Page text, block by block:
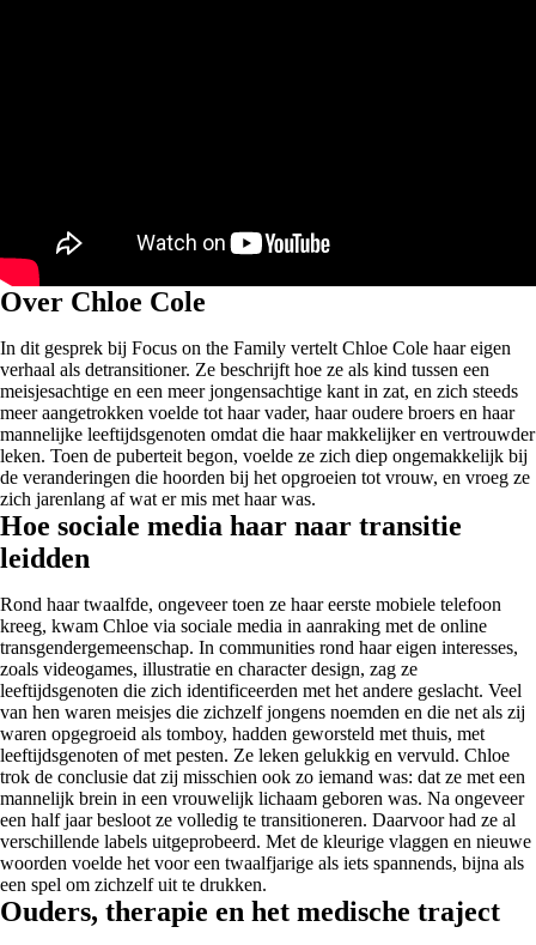
Over Chloe Cole
In dit gesprek bij Focus on the Family vertelt Chloe Cole haar eigen
verhaal als detransitioner. Ze beschrijft hoe ze als kind tussen een
meisjesachtige en een meer jongensachtige kant in zat, en zich steeds
meer aangetrokken voelde tot haar vader, haar oudere broers en haar
mannelijke leeftijdsgenoten omdat die haar makkelijker en vertrouwder
leken. Toen de puberteit begon, voelde ze zich diep ongemakkelijk bij
de veranderingen die hoorden bij het opgroeien tot vrouw, en vroeg ze
zich jarenlang af wat er mis met haar was.
Hoe sociale media haar naar transitie
leidden
Rond haar twaalfde, ongeveer toen ze haar eerste mobiele telefoon
kreeg, kwam Chloe via sociale media in aanraking met de online
transgendergemeenschap. In communities rond haar eigen interesses,
zoals videogames, illustratie en character design, zag ze
leeftijdsgenoten die zich identificeerden met het andere geslacht. Veel
van hen waren meisjes die zichzelf jongens noemden en die net als zij
waren opgegroeid als tomboy, hadden geworsteld met thuis, met
leeftijdsgenoten of met pesten. Ze leken gelukkig en vervuld. Chloe
trok de conclusie dat zij misschien ook zo iemand was: dat ze met een
mannelijk brein in een vrouwelijk lichaam geboren was. Na ongeveer
een half jaar besloot ze volledig te transitioneren. Daarvoor had ze al
verschillende labels uitgeprobeerd. Met de kleurige vlaggen en nieuwe
woorden voelde het voor een twaalfjarige als iets spannends, bijna als
een spel om zichzelf uit te drukken.
Ouders, therapie en het medische traject